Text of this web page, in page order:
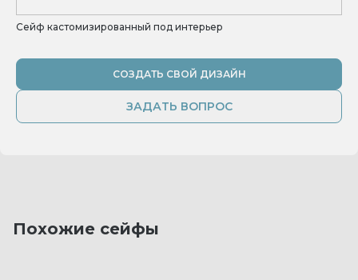
Сейф кастомизированный под интерьер
СОЗДАТЬ СВОЙ ДИЗАЙН
ЗАДАТЬ ВОПРОС
Похожие сейфы